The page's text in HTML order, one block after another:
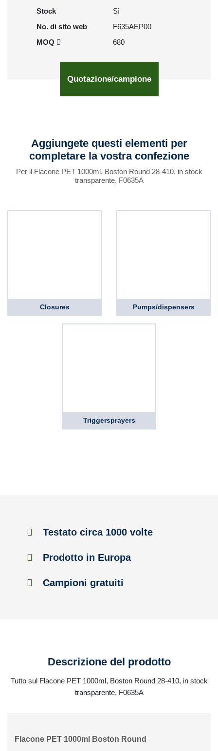
Stock
Sì
No. di sito web
F635AEP00
MOQ
680
Quotazione/campione
Aggiungete questi elementi per
completare la vostra confezione
Per il Flacone PET 1000ml, Boston Round 28-410, in stock
transparente, F0635A
Closures Pumps/dispensers
Triggersprayers
Testato circa 1000 volte
Prodotto in Europa
Campioni gratuiti
Descrizione del prodotto
Tutto sul Flacone PET 1000ml, Boston Round 28-410, in stock
transparente, F0635A
Flacone PET 1000ml Boston Round